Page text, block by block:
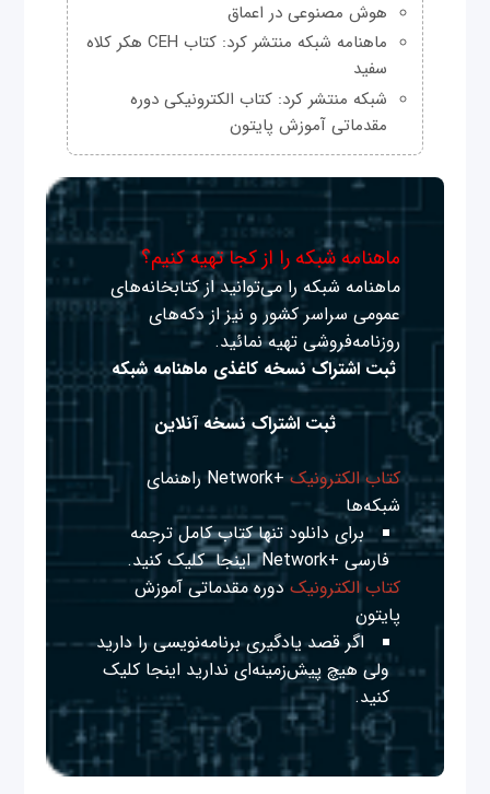
هوش مصنوعی در اعماق
ماهنامه شبکه منتشر کرد: کتاب CEH هکر کلاه
سفید
شبکه منتشر کرد: کتاب الکترونیکی دوره
مقدماتی آموزش پایتون
ماهنامه شبکه را از کجا تهیه کنیم؟
ماهنامه شبکه را می‌توانید از کتابخانه‌های
عمومی سراسر کشور و نیز از دکه‌های
روزنامه‌فروشی تهیه نمائید.
ثبت اشتراک نسخه کاغذی ماهنامه شبکه
ثبت اشتراک نسخه آنلاین
کتاب الکترونیک
+Network راهنمای
شبکه‌ها
برای دانلود تنها کتاب کامل ترجمه
فارسی +Network
اینجا کلیک کنید.
کتاب الکترونیک دوره مقدماتی آموزش
پایتون
اگر قصد یادگیری برنامه‌نویسی را دارید
ولی هیچ پیش‌زمینه‌ای نداریداینجا کلیک
کنید.